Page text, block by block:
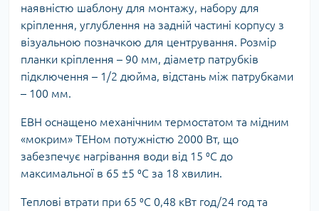
наявністю шаблону для монтажу, набору для
кріплення, углублення на задній частині корпусу з
візуальною позначкою для центрування. Розмір
планки кріплення – 90 мм, діаметр патрубків
підключення – 1/2 дюйма, відстань між патрубками
– 100 мм.
ЕВН оснащено механічним термостатом та мідним
«мокрим» ТЕНом потужністю 2000 Вт, що
забезпечує нагрівання води від 15 ⁰C до
максимальної в 65 ±5 ⁰C за 18 хвилин.
Теплові втрати при 65 ⁰C 0,48 кВт год/24 год та